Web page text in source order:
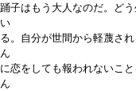
踊子はもう大人なのだ。ど
い
る。自分が世間から軽蔑さ
ん
に恋をしても報われないこ
ん